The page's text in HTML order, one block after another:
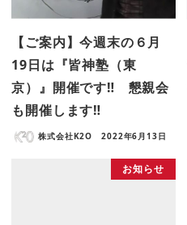
【ご案内】今週末の６月
19日は『皆神塾（東
京）』開催です‼ 懇親会
も開催します‼
株式会社K2O 2022年6月13日
お知らせ